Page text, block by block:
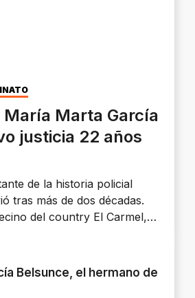
Marta García
justicia 22 años
de la historia policial
tras más de dos décadas.
del country El Carmel,
asesinarla para ocultar el
Belsunce, el hermano de